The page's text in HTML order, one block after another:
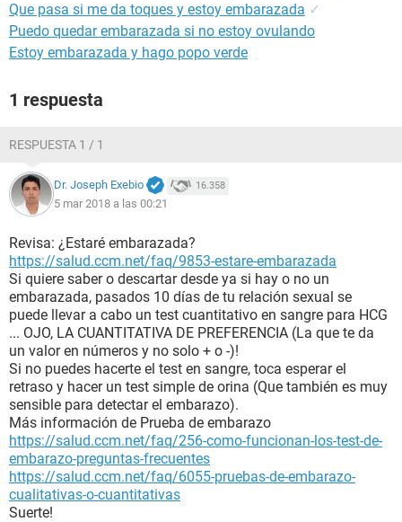
Que pasa si me da toques y estoy embarazada ✓
Puedo quedar embarazada si no estoy ovulando
Estoy embarazada y hago popo verde
1 respuesta
RESPUESTA 1 / 1
Dr. Joseph Exebio 16.358
5 mar 2018 a las 00:21
Revisa: ¿Estaré embarazada?
https://salud.ccm.net/faq/9853-estare-embarazada
Si quiere saber o descartar desde ya si hay o no un
embarazada, pasados 10 días de tu relación sexual se
puede llevar a cabo un test cuantitativo en sangre para HCG
... OJO, LA CUANTITATIVA DE PREFERENCIA (La que te da
un valor en números y no solo + o -)!
Si no puedes hacerte el test en sangre, toca esperar el
retraso y hacer un test simple de orina (Que también es muy
sensible para detectar el embarazo).
Más información de Prueba de embarazo
https://salud.ccm.net/faq/256-como-funcionan-los-test-de-
embarazo-preguntas-frecuentes
https://salud.ccm.net/faq/6055-pruebas-de-embarazo-
cualitativas-o-cuantitativas
Suerte!